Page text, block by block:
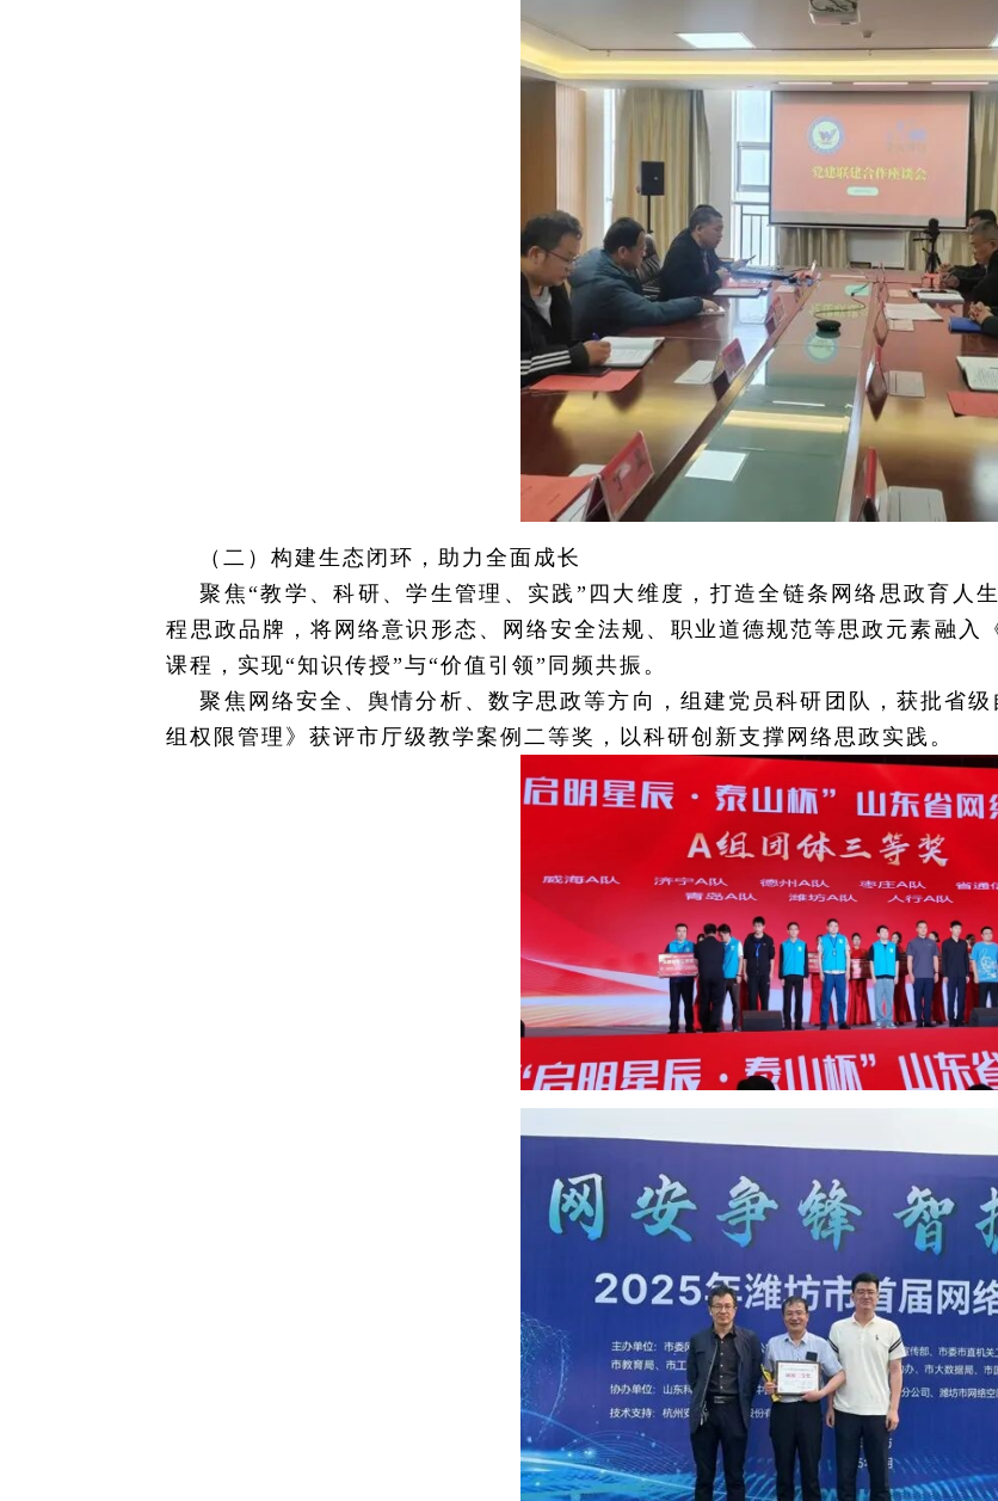
（二）构建生态闭环，助力全面成长
聚焦“教学、科研、学生管理、实践”四大维度，打造全链条网络思政育人
程思政品牌，将网络意识形态、网络安全法规、职业道德规范等思政元素融入
课程，实现“知识传授”与“价值引领”同频共振。
聚焦网络安全、舆情分析、数字思政等方向，组建党员科研团队，获批省
组权限管理》获评市厅级教学案例二等奖，以科研创新支撑网络思政实践。